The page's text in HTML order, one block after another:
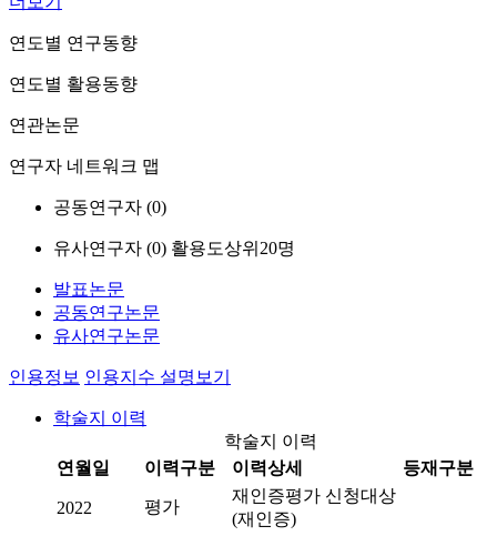
연도별 연구동향
연도별 활용동향
연관논문
연구자 네트워크 맵
공동연구자 (0)
유사연구자 (0) 활용도상위20명
발표논문
공동연구논문
유사연구논문
인용정보 인용지수 설명보기
학술지 이력
학술지 이력
연월일
이력구분 이력상세 등재구분
2022 평가
재인증평가 신청대상
(재인증)